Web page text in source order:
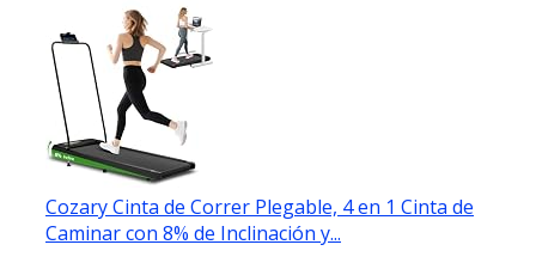
Cozary Cinta de Correr Plegable, 4 en 1 Cinta de
Caminar con 8% de Inclinación y...